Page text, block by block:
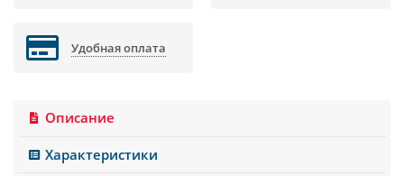
Удобная оплата
Описание
Характеристики